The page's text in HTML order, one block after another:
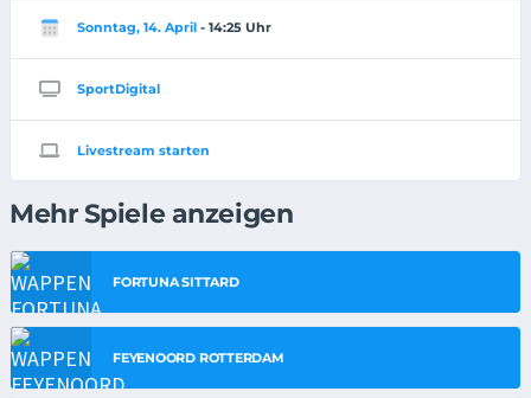
Sonntag, 14. April - 14:25 Uhr
SportDigital
Livestream starten
Mehr Spiele anzeigen
FORTUNA SITTARD
FEYENOORD ROTTERDAM